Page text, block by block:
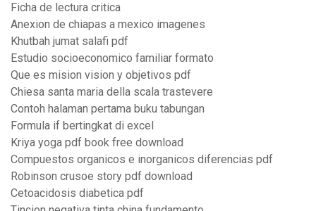
Ficha de lectura critica
Anexion de chiapas a mexico imagenes
Khutbah jumat salafi pdf
Estudio socioeconomico familiar formato
Que es mision vision y objetivos pdf
Chiesa santa maria della scala trastevere
Contoh halaman pertama buku tabungan
Formula if bertingkat di excel
Kriya yoga pdf book free download
Compuestos organicos e inorganicos diferencias pdf
Robinson crusoe story pdf download
Cetoacidosis diabetica pdf